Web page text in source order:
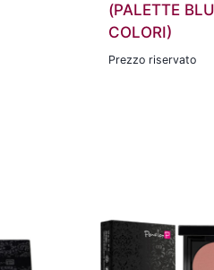
(PALETTE
COLORI)
Prezzo riservato